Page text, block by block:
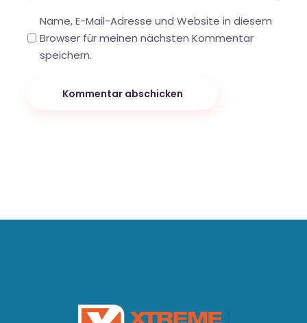
Name, E-Mail-Adresse und Website in diesem
Browser für meinen nächsten Kommentar
speichern.
Kommentar abschicken